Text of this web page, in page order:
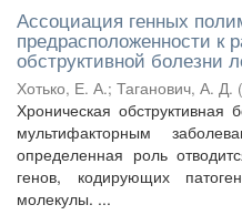
Ассоциация генных
предрасположенности к
обструктивной болезни
Хотько, Е. А.; Таганович, А. Д. (
Хроническая обструктивная
мультифакторным
определенная роль
генов, кодирующих
молекулы. ...